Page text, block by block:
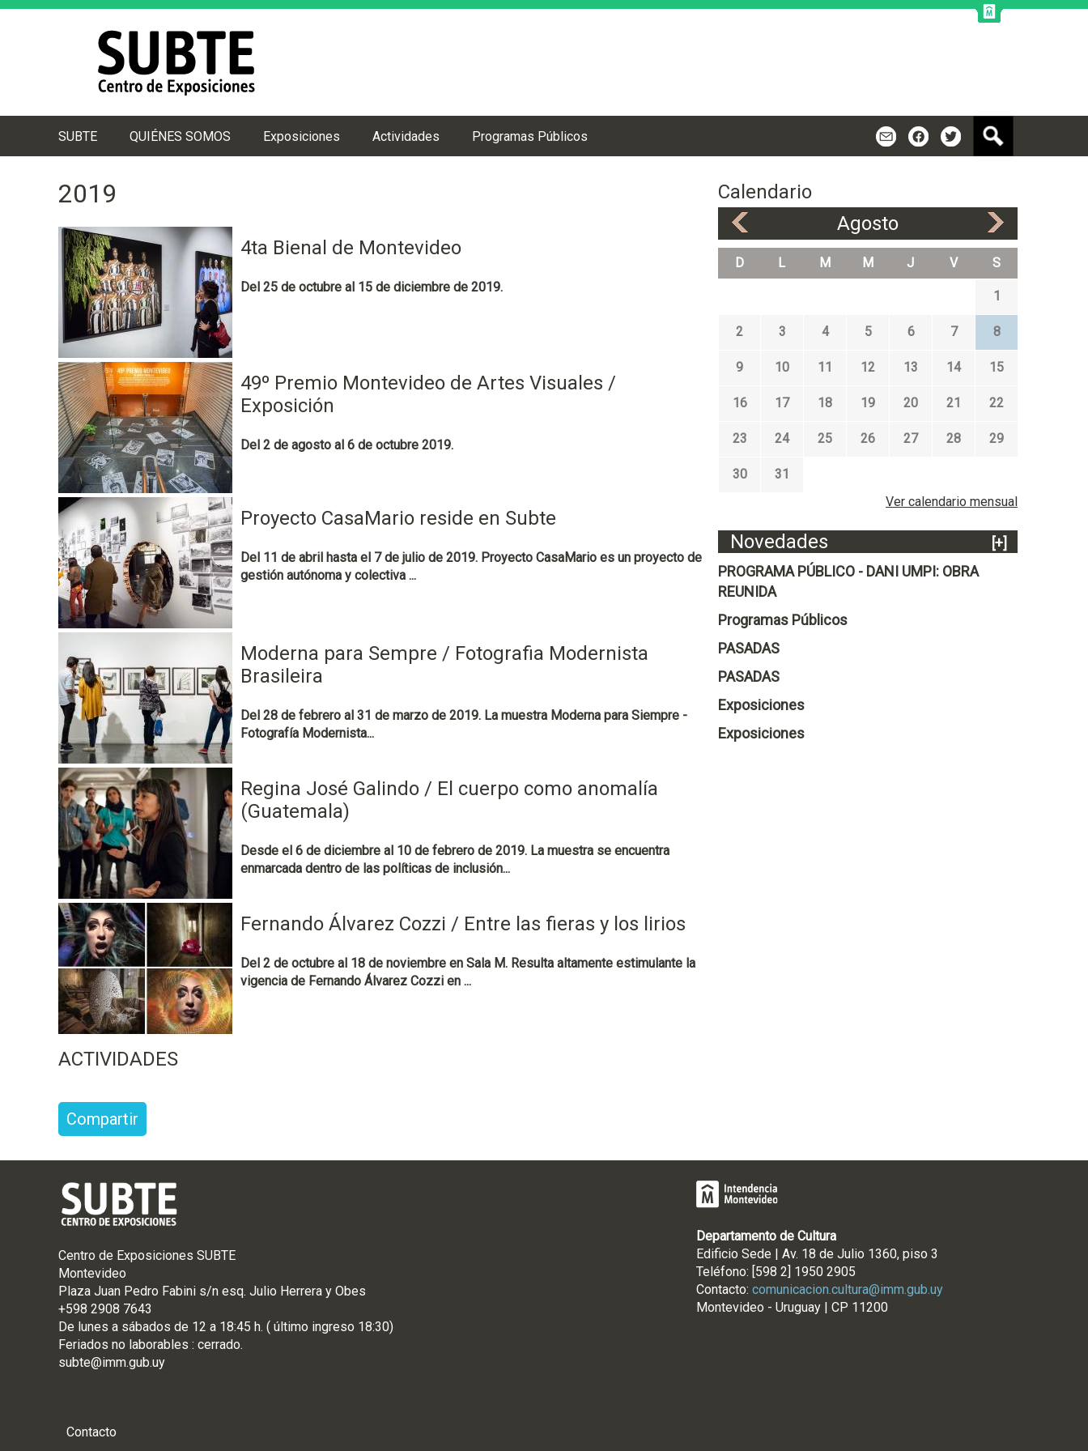
2019
4ta Bienal de Montevideo
Del 25 de octubre al 15 de diciembre de 2019.
49º Premio Montevideo de Artes Visuales /
Exposición
Del 2 de agosto al 6 de octubre 2019.
Proyecto CasaMario reside en Subte
Del 11 de abril hasta el 7 de julio de 2019. Proyecto CasaMario es un proyecto de
gestión autónoma y colectiva ...
Moderna para Sempre / Fotografia Modernista
Brasileira
Del 28 de febrero al 31 de marzo de 2019. La muestra Moderna para Siempre -
Fotografía Modernista...
Regina José Galindo / El cuerpo como anomalía
(Guatemala)
Desde el 6 de diciembre al 10 de febrero de 2019. La muestra se encuentra
enmarcada dentro de las políticas de inclusión...
Fernando Álvarez Cozzi / Entre las fieras y los lirios
Del 2 de octubre al 18 de noviembre en Sala M. Resulta altamente estimulante la
vigencia de Fernando Álvarez Cozzi en ...
ACTIVIDADES
Compartir
Calendario
Agosto
D L M M J V S
1
2 3 4 5 6 7 8
9 10 11 12 13 14 15
16 17 18 19 20 21 22
23 24 25 26 27 28 29
30
31
Ver calendario mensual
Novedades
[+]
PROGRAMA PÚBLICO - DANI UMPI: OBRA
REUNIDA
Programas Públicos
PASADAS
PASADAS
Exposiciones
Exposiciones
n
p
r
i
n
c
i
p
a
l
SUBTE QUIÉNES SOMOS Exposiciones Actividades Programas Públicos
s
Centro de Exposiciones SUBTE
Montevideo
Plaza Juan Pedro Fabini s/n esq. Julio Herrera y Obes
+598 2908 7643
De lunes a sábados de 12 a 18:45 h. ( último ingreso 18:30)
Feriados no laborables : cerrado.
subte@imm.gub.uy
Contacto
Departamento de Cultura
Edificio Sede | Av. 18 de Julio 1360, piso 3
Teléfono: [598 2] 1950 2905
Contacto: comunicacion.cultura@imm.gub.uy
Montevideo - Uruguay | CP 11200